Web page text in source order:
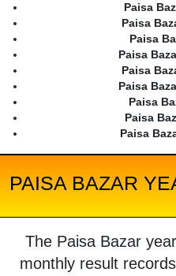
Paisa
Paisa
Paisa
Paisa
Paisa
Paisa
Paisa
Paisa
Paisa
PAISA BAZAR
The Paisa Bazar
monthly result